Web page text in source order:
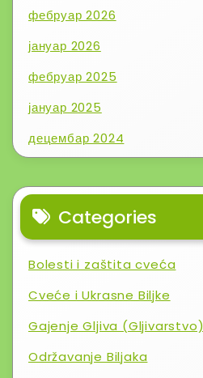
фебруар 2026
јануар 2026
фебруар 2025
јануар 2025
децембар 2024
Categories
Bolesti i zaštita cveća
Cveće i Ukrasne Biljke
Gajenje Gljiva (Gljivarstvo)
Održavanje Biljaka